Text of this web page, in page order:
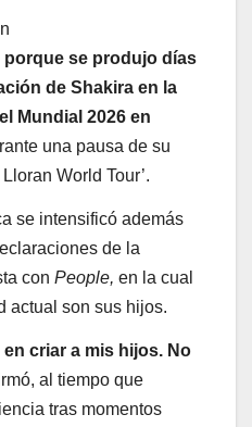
porque se produjo días
de Shakira en la
Mundial 2026 en
una pausa de su
World Tour’.
se intensificó además
de la
con People, en la cual
actual son sus hijos.
criar a mis hijos. No
al tiempo que
tras momentos